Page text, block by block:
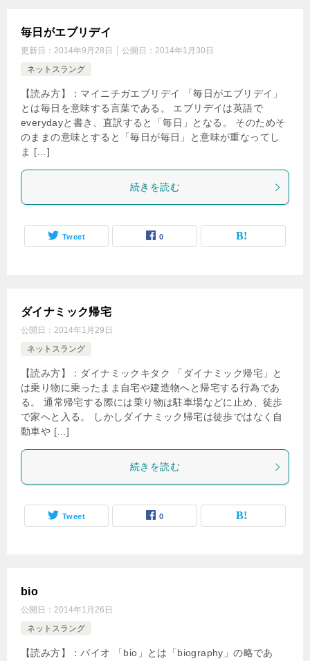
毎日がエブリデイ
更新日： 2014年9月28日 公開日： 2014年1月30日
ネットスラング
【読み方】：マイニチガエブリデイ 「毎日がエブリデイ」
とは毎日を意味する言葉である。 エブリデイは英語で
everydayと書き、直訳すると「毎日」となる。 そのためそ
のままの意味とすると「毎日が毎日」と意味が重なってし
ま […]
続きを読む
Tweet 0
ダイナミック帰宅
公開日： 2014年1月29日
ネットスラング
【読み方】：ダイナミックキタク 「ダイナミック帰宅」と
は乗り物に乗ったまま自宅や建造物へと帰宅する行為であ
る。 通常帰宅する際には乗り物は駐車場などに止め、徒歩
で家へと入る。 しかしダイナミック帰宅は徒歩ではなく自
動車や […]
続きを読む
Tweet 0
bio
公開日： 2014年1月26日
ネットスラング
【読み方】：バイオ 「bio」とは「biography」の略であ